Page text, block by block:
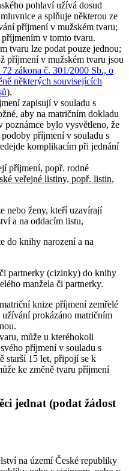
pohlaví užívá dosud
a splňuje některou ze
příjmení v mužském tvaru;
v tomto tvaru.
tvaru lze podat pouze jednou;
příjmení v mužském tvaru jsou
72 zákona č. 301/2000 Sb., o
některých souvisejících
).
zapisují v souladu s
aby na matričním dokladu
poznámce bylo vysvětleno, že
příjmení v souladu s
komplikacím při jednání
příjmení, popř. rodné
veřejné listiny, popř. listin,
nebo ženy, kteří uzavírají
a na oddacím listu,
do knihy narození a na
partnerky (cizinky) do knihy
manžela či partnerky.
knize příjmení zemřelé
prokázáno matričním
může u kteréhokoli
příjmení v souladu s
starší 15 let, připojí se k
ke změně tvaru příjmení
jednat (podat žádost
na území České republiky